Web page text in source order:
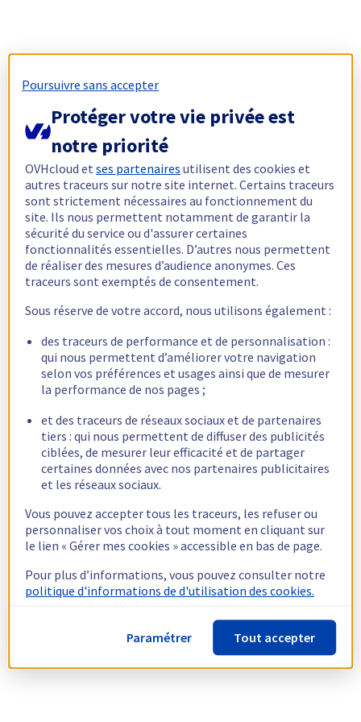
Poursuivre sans accepter
Protéger votre vie privée est
notre priorité
OVHcloud etses partenaires utilisent des cookies et
autres traceurs sur notre site internet. Certains traceurs
sont strictement nécessaires au fonctionnement du
site. Ils nous permettent notamment de garantir la
sécurité du service ou d'assurer certaines
fonctionnalités essentielles. D’autres nous permettent
de réaliser des mesures d’audience anonymes. Ces
traceurs sont exemptés de consentement.
Sous réserve de votre accord, nous utilisons également :
des traceurs de performance et de personnalisation :
qui nous permettent d’améliorer votre navigation
selon vos préférences et usages ainsi que de mesurer
la performance de nos pages ;
et des traceurs de réseaux sociaux et de partenaires
tiers : qui nous permettent de diffuser des publicités
ciblées, de mesurer leur efficacité et de partager
certaines données avec nos partenaires publicitaires
et les réseaux sociaux.
Vous pouvez accepter tous les traceurs, les refuser ou
personnaliser vos choix à tout moment en cliquant sur
le lien « Gérer mes cookies » accessible en bas de page.
Pour plus d’informations, vous pouvez consulter notre
politique d'informations de d'utilisation des cookies.
Paramétrer Tout accepter